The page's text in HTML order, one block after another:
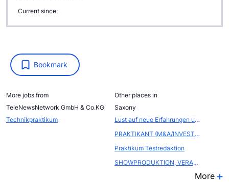
Bookmark
More jobs from
TeleNewsNetwork GmbH & Co.KG
Technikpraktikum
Other places in
Saxony
Lust auf neue Erfahrungen und spannende Herausforderungen? Dann komm zu uns als Werksstudent (m/w/d)
PRAKTIKANT (M&A/INVESTMENT BANKING) (M/W/D)
Praktikum Testredaktion
SHOWPRODUKTION, VERANSTALTUNGSMANAGEMENT
More
Current since: